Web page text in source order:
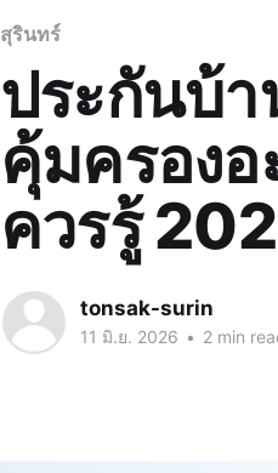
สุรินทร์
ประกันบ้
คุ้มครองอ
ควรรู้
tonsak-surin
11 มิ.ย. 2026 • 2 min